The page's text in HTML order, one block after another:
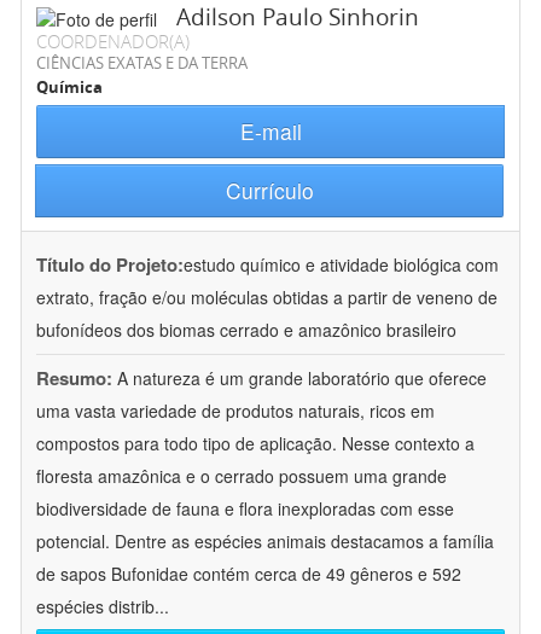
Adilson Paulo Sinhorin
COORDENADOR(A)
CIÊNCIAS EXATAS E DA TERRA
Química
E-mail
Currículo
Título do Projeto:estudo químico e atividade biológica com
extrato, fração e/ou moléculas obtidas a partir de veneno de
bufonídeos dos biomas cerrado e amazônico brasileiro
Resumo: A natureza é um grande laboratório que oferece
uma vasta variedade de produtos naturais, ricos em
compostos para todo tipo de aplicação. Nesse contexto a
floresta amazônica e o cerrado possuem uma grande
biodiversidade de fauna e flora inexploradas com esse
potencial. Dentre as espécies animais destacamos a família
de sapos Bufonidae contém cerca de 49 gêneros e 592
espécies distrib...